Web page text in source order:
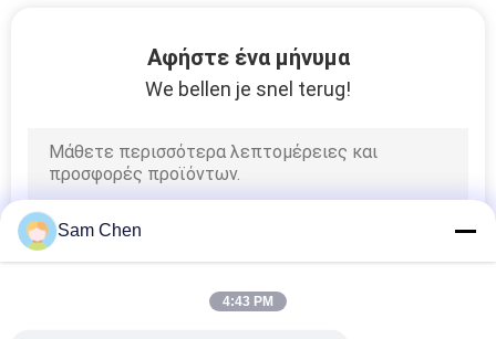
Μικρή ακτινοβολία
RJ45 Jack
Αφήστε ένα μήνυμα
We bellen je snel terug!
Sam Chen
4:43 PM